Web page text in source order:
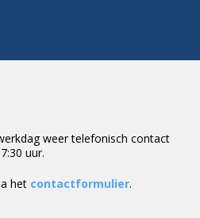
weer telefonisch contact
uur.
het contactformulier.